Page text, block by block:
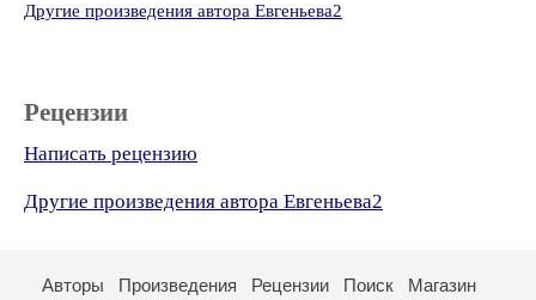
Другие произведения автора Евгеньева2
Рецензии
Написать рецензию
Другие произведения автора Евгеньева2
Авторы Произведения Рецензии Поиск
Магазин